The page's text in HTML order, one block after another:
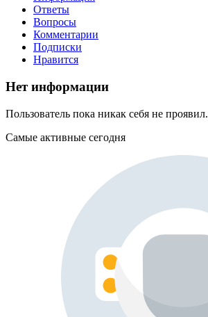
Ответы
Вопросы
Комментарии
Подписки
Нравится
Нет информации
Пользователь пока никак себя не проявил.
Самые активные сегодня